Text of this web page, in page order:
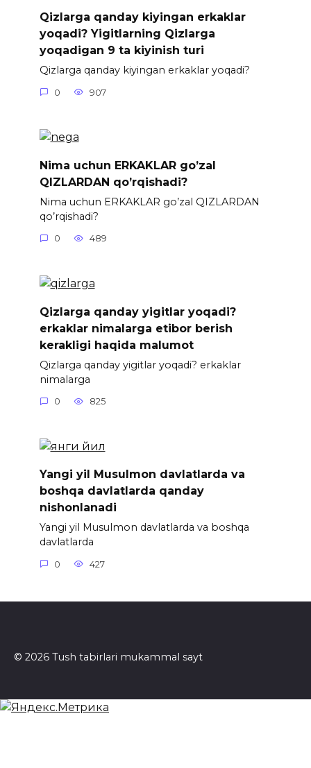
Qizlarga qanday kiyingan erkaklar
yoqadi? Yigitlarning Qizlarga
yoqadigan 9 ta kiyinish turi
Qizlarga qanday kiyingan erkaklar yoqadi?
0 907
Nima uchun ERKAKLAR go’zal
QIZLARDAN qo’rqishadi?
Nima uchun ERKAKLAR go’zal QIZLARDAN
qo’rqishadi?
0 489
Qizlarga qanday yigitlar yoqadi?
erkaklar nimalarga etibor berish
kerakligi haqida malumot
Qizlarga qanday yigitlar yoqadi? erkaklar
nimalarga
0 825
Yangi yil Musulmon davlatlarda va
boshqa davlatlarda qanday
nishonlanadi
Yangi yil Musulmon davlatlarda va boshqa
davlatlarda
0 427
© 2026 Tush tabirlari mukammal sayt